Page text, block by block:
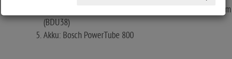
Motor: Bosch Drive Unit Performance Line CX max. 100Nm
(BDU38)
Akku: Bosch PowerTube 800